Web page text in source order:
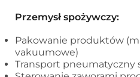
Przemysł spożywczy:
Pakowanie produktów
vakuumowe)
Transport pneumatyczny